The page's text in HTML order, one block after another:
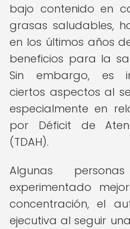
bajo contenido en
grasas saludables,
en los últimos años
beneficios para la
Sin embargo, es
ciertos aspectos al
especialmente en
por Déficit de
(TDAH).
Algunas
experimentado
concentración, el
ejecutiva al seguir